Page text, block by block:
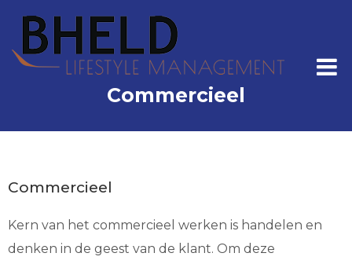
Commercieel
Commercieel
Kern van het commercieel werken is handelen en
denken in de geest van de klant. Om deze